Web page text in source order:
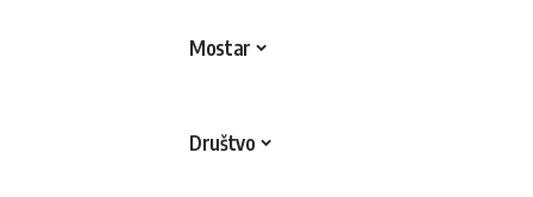
Mostar
Društvo